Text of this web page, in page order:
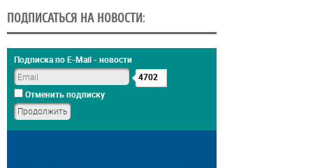
ПОДПИСАТЬСЯ НА НОВОСТИ:
Подписка по E-Mail - новости
4702
Отменить подписку